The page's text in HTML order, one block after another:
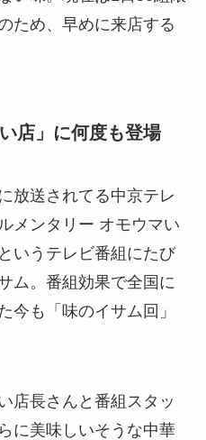
ため、早めに来店する
店」に何度も登場
放送されてる中京テレ
メンタリー オモウマい
いうテレビ番組にたび
ム。番組効果で全国に
今も「味のイサム回」
店長さんと番組スタッ
に美味しいそうな中華